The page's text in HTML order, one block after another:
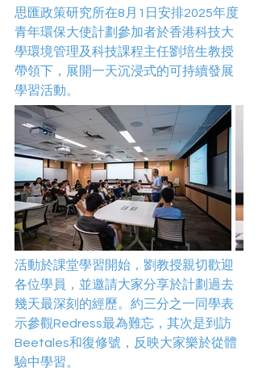
思匯政策研究所在8月1日安排2025年度
青年環保大使計劃參加者於香港科技大
學環境管理及科技課程主任劉培生教授
帶領下，展開一天沉浸式的可持續發展
學習活動。
活動於課堂學習開始，劉教授親切歡迎
各位學員，並邀請大家分享於計劃過去
幾天最深刻的經歷。約三分之一同學表
示參觀Redress最為難忘，其次是到訪
Beetales和復修號，反映大家樂於從體
驗中學習。